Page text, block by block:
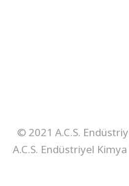
© 2021 A.C.S.
A.C.S. Endüstriyel